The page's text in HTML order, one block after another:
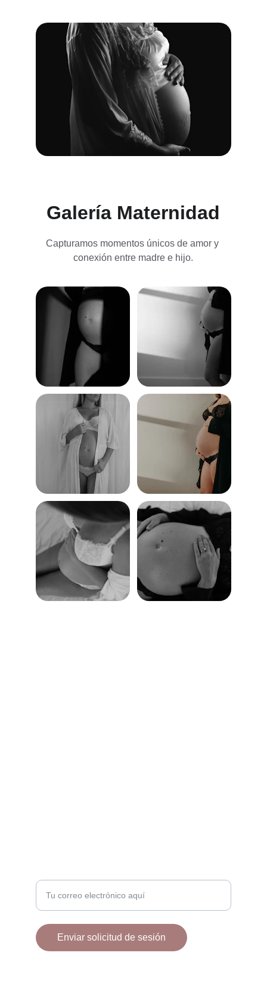
Galería Maternidad
Capturamos momentos únicos de amor y
conexión entre madre e hijo.
Enviar solicitud de sesión